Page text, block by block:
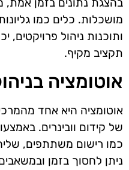
ותוכנות ניהול פרויקטים,
תקציב מקיף.
אוטומציה
אוטומציה היא אחד
של קידום וובינרים.
כמו רישום משתתפים,
ניתן לחסוך בזמן